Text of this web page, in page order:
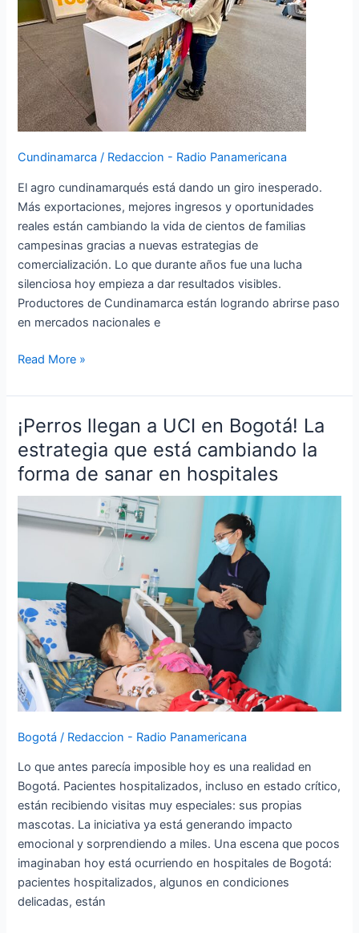
Cundinamarca / Redaccion - Radio Panamericana
El agro cundinamarqués está dando un giro inesperado.
Más exportaciones, mejores ingresos y oportunidades
reales están cambiando la vida de cientos de familias
campesinas gracias a nuevas estrategias de
comercialización. Lo que durante años fue una lucha
silenciosa hoy empieza a dar resultados visibles.
Productores de Cundinamarca están logrando abrirse paso
en mercados nacionales e
ventas
y
transforman
su
realidad
Read More »
¡Perros llegan a UCI en Bogotá! La
estrategia que está cambiando la
forma de sanar en hospitales
Bogotá / Redaccion - Radio Panamericana
Lo que antes parecía imposible hoy es una realidad en
Bogotá. Pacientes hospitalizados, incluso en estado crítico,
están recibiendo visitas muy especiales: sus propias
mascotas. La iniciativa ya está generando impacto
emocional y sorprendiendo a miles. Una escena que pocos
imaginaban hoy está ocurriendo en hospitales de Bogotá:
pacientes hospitalizados, algunos en condiciones
delicadas, están
¡Perros
llegan
a
UCI
en
Bogotá!
está
cambiando
la
forma
de
sanar
en
hospitales